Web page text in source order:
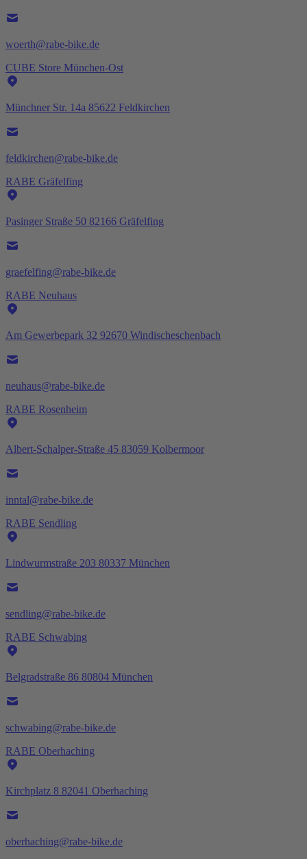
woerth@rabe-bike.de
CUBE Store München-Ost
Münchner Str. 14a 85622 Feldkirchen
feldkirchen@rabe-bike.de
RABE Gräfelfing
Pasinger Straße 50 82166 Gräfelfing
graefelfing@rabe-bike.de
RABE Neuhaus
Am Gewerbepark 32 92670 Windischeschenbach
neuhaus@rabe-bike.de
RABE Rosenheim
Albert-Schalper-Straße 45 83059 Kolbermoor
inntal@rabe-bike.de
RABE Sendling
Lindwurmstraße 203 80337 München
sendling@rabe-bike.de
RABE Schwabing
Belgradstraße 86 80804 München
schwabing@rabe-bike.de
RABE Oberhaching
Kirchplatz 8 82041 Oberhaching
oberhaching@rabe-bike.de